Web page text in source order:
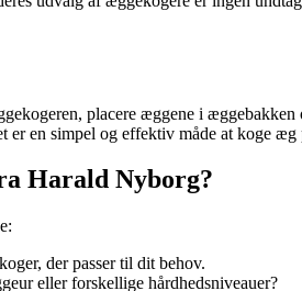
placere æggene i
en simpel og effektiv måde at koge æg
Harald Nyborg?
der passer til dit behov.
eller forskellige hårdhedsniveauer?